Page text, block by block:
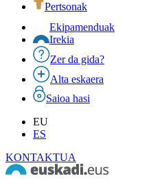
Pertsonak
Ekipamenduak
Irekia
Zer da gida?
Alta eskaera
Saioa hasi
EU
ES
KONTAKTUA